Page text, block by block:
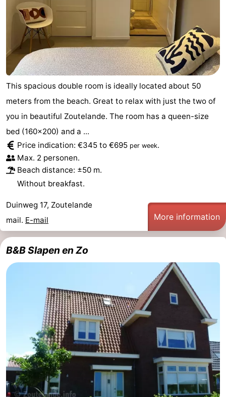
This spacious double room is ideally located about 50
meters from the beach. Great to relax with just the two of
you in beautiful Zoutelande. The room has a queen-size
bed (160x200) and a ...
Price indication: €345 to €695 per week.
Max. 2 personen.
Beach distance: ±50 m.
Without breakfast.
Duinweg 17, Zoutelande
mail. E-mail More information
B&B Slapen en Zo